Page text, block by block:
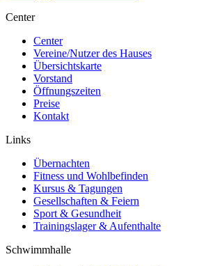
Center
Center
Vereine/Nutzer des Hauses
Übersichtskarte
Vorstand
Öffnungszeiten
Preise
Kontakt
Links
Übernachten
Fitness und Wohlbefinden
Kursus & Tagungen
Gesellschaften & Feiern
Sport & Gesundheit
Trainingslager & Aufenthalte
Schwimmhalle